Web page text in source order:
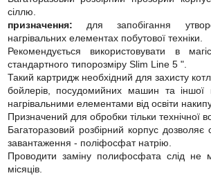
сіллю.
призначення: для запобігання
нагрівальних елементах побутової техніки.
Рекомендується використовувати в
стандартного типорозміру Slim Line 5 ".
Такий картридж необхідний для захисту
бойлерів, посудомийних машин та іншої
нагрівальними елементами від освіти
Призначений для обробки тільки технічної
Багаторазовий розбірний корпус дозволяє
завантаження - поліфосфат натрію.
Проводити заміну полифосфата слід
місяців.